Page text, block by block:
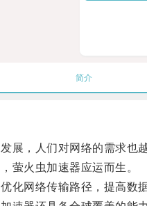
简介
，人们对网络的需求也越
火虫加速器应运而生。
网络传输路径，提高数据